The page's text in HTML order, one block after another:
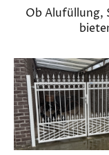
Ob Alufüllung,